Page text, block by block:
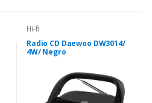
Hi-fi
Radio CD Daewoo DW3014/
4W/ Negro